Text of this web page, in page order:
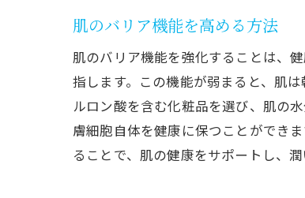
肌のバリア機能を高める方法
肌のバリア機能を強化することは、
指します。この機能が弱まると、肌
ルロン酸を含む化粧品を選び、肌の
膚細胞自体を健康に保つことができ
ることで、肌の健康をサポートし、潤